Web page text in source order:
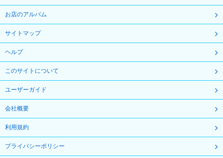
お店のアルバム
サイトマップ
ヘルプ
このサイトについて
ユーザーガイド
会社概要
利用規約
プライバシーポリシー